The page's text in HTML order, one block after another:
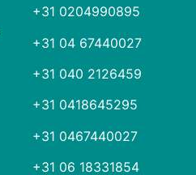
+31 0204990895
+31 04 67440027
+31 040 2126459
+31 0418645295
+31 0467440027
+31 06 18331854